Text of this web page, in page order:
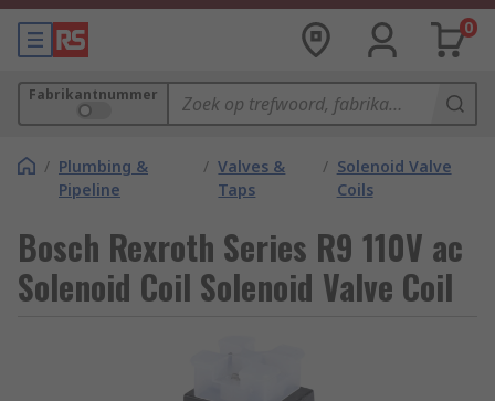
0
Fabrikantnummer
/ Plumbing &
Pipeline
/ Valves &
Taps
/ Solenoid Valve
Coils
Bosch Rexroth Series R9 110V ac
Solenoid Coil Solenoid Valve Coil